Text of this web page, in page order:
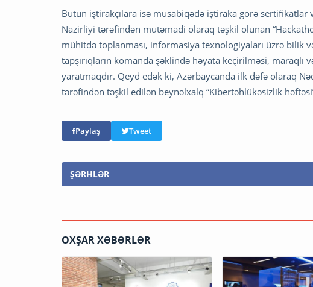
Bütün iştirakçılara isə müsabiqədə iştiraka görə
Nazirliyi tərəfindən mütəmadi olaraq təşkil olunan
mühitdə toplanması, informasiya texnologiyaları üzrə bilik
tapşırıqların komanda şəklində həyata keçirilməsi,
yaratmaqdır. Qeyd edək ki, Azərbaycanda ilk dəfə olaraq
tərəfindən təşkil edilən beynəlxalq “Kibertəhlükəsizlik
Paylaş Tweet
ŞƏRHLƏR
OXŞAR XƏBƏRLƏR